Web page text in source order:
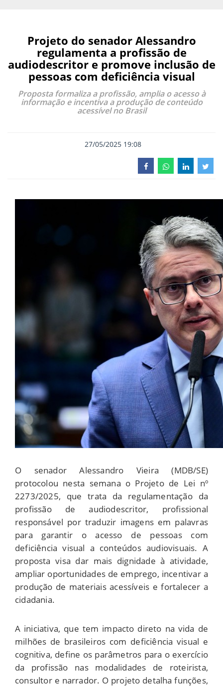
Projeto do senador Alessandro
regulamenta a profissão de
audiodescritor e promove inclusão de
pessoas com deficiência visual
Proposta formaliza a profissão, amplia o acesso à
informação e incentiva a produção de conteúdo
acessível no Brasil
27/05/2025 19:08
O senador Alessandro Vieira (MDB/SE)
protocolou nesta semana o Projeto de Lei nº
2273/2025, que trata da regulamentação da
profissão de audiodescritor, profissional
responsável por traduzir imagens em palavras
para garantir o acesso de pessoas com
deficiência visual a conteúdos audiovisuais. A
proposta visa dar mais dignidade à atividade,
ampliar oportunidades de emprego, incentivar a
produção de materiais acessíveis e fortalecer a
cidadania.
A iniciativa, que tem impacto direto na vida de
milhões de brasileiros com deficiência visual e
cognitiva, define os parâmetros para o exercício
da profissão nas modalidades de roteirista,
consultor e narrador. O projeto detalha funções,